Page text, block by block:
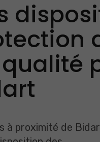
à proximité de